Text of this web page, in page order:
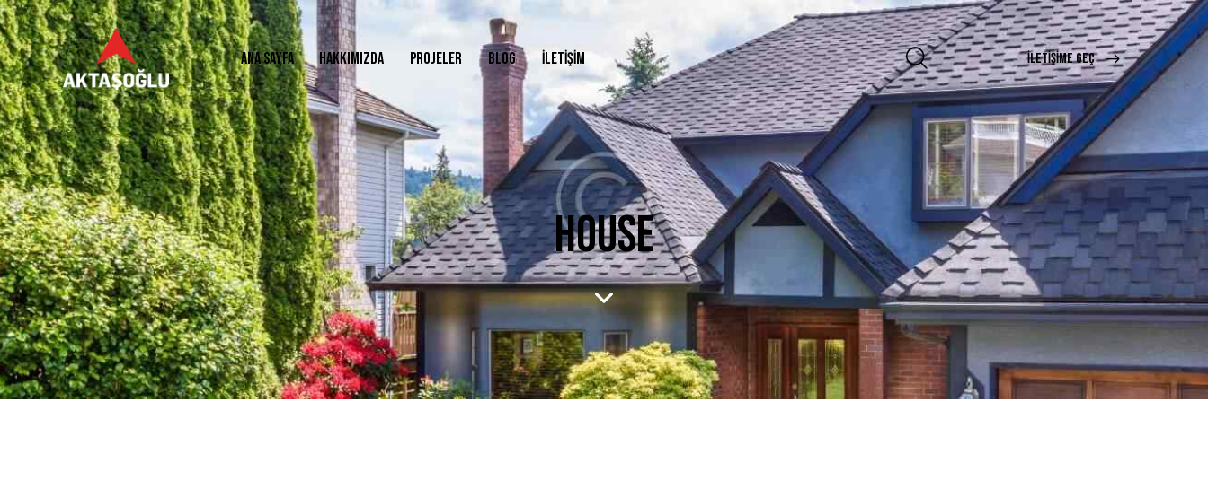
ANA SAYFA HAKKIMIZDA PROJELER BLOG İLETIŞIM İLETIŞIME GEÇ
HOUSE